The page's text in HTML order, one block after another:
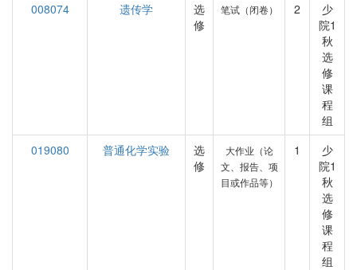
008074
遗传学
选
修
笔试（闭卷） 2
少
院1
秋
选
修
课
程
组
019080
普通化学实验
选
修
大作业（论
文、报告、项
目或作品等）
1
少
院1
秋
选
修
课
程
组